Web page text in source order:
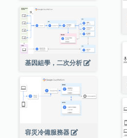
基因組學，二次分析
容災冷備服務器